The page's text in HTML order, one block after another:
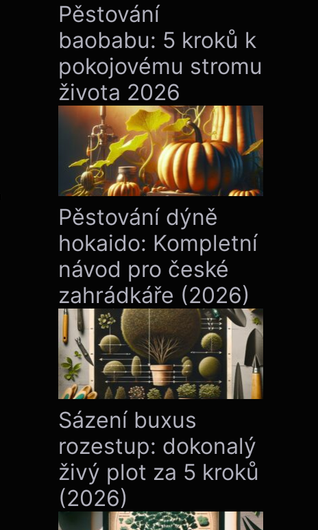
Pěstování
baobabu: 5 kroků k
pokojovému stromu
života 2026
Pěstování dýně
hokaido: Kompletní
návod pro české
zahrádkáře (2026)
Sázení buxus
rozestup: dokonalý
živý plot za 5 kroků
(2026)